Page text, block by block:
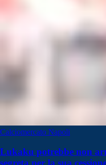
Calciomercato Napoli
Lukaku potrebbe non
segreta per la sua